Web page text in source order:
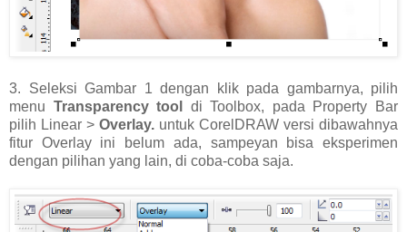
3. Seleksi Gambar 1 dengan klik pada gambarnya, pilih
menu Transparency tool
di Toolbox, pada Property Bar
pilih Linear > Overlay. untuk CorelDRAW versi dibawahnya
fitur Overlay ini belum ada, sampeyan bisa eksperimen
dengan pilihan yang lain, di coba-coba saja.